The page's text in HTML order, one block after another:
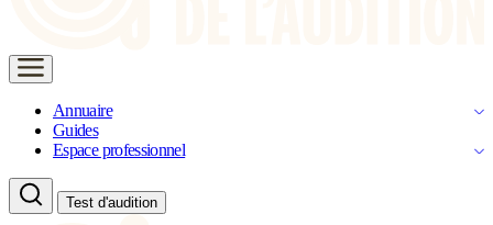
Annuaire
Guides
Espace professionnel
Test d'audition